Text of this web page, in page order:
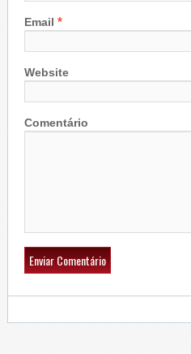
Email *
Website
Comentário